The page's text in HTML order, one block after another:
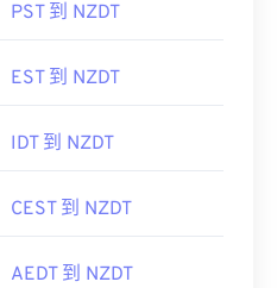
PST 到 NZDT
EST 到 NZDT
IDT 到 NZDT
CEST 到 NZDT
AEDT 到 NZDT